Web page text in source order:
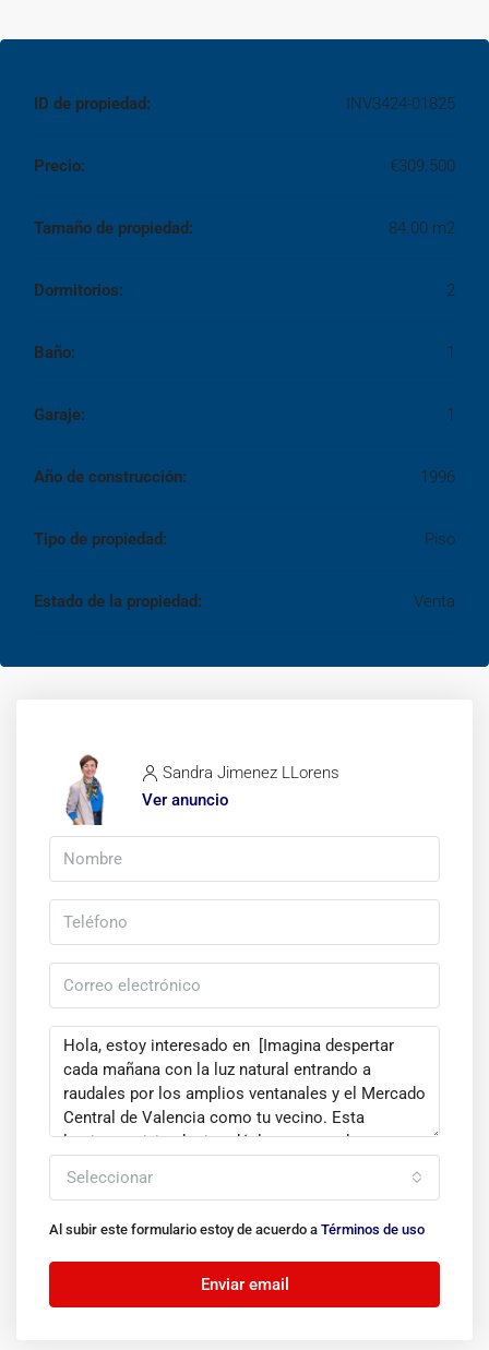
ID de propiedad: INV3424-01825
Precio: €309.500
Tamaño de propiedad: 84.00 m2
Dormitorios: 2
Baño: 1
Garaje: 1
Año de construcción: 1996
Tipo de propiedad: Piso
Estado de la propiedad: Venta
Sandra Jimenez LLorens
Ver anuncio
Seleccionar
Al subir este formulario estoy de acuerdo a Términos de uso
Enviar email